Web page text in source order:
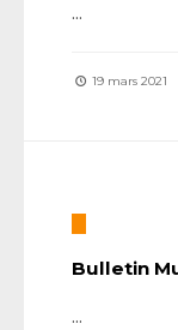
...
19 mars 2021
Bulletin
...